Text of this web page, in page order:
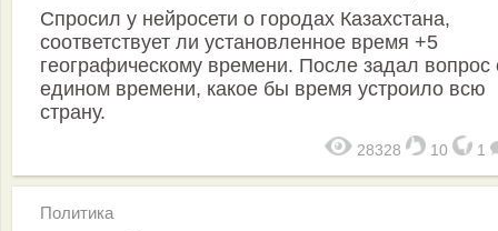
Спросил у нейросети о городах Казахстана,
соответствует ли установленное время +5
географическому времени. После задал вопрос
едином времени, какое бы время устроило всю
страну.
28328 10 1
Политика